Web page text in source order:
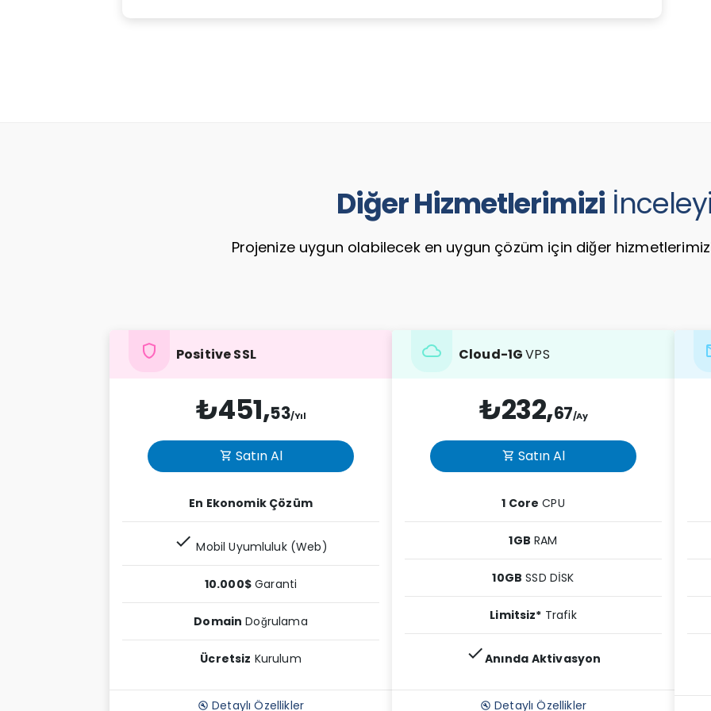
Diğer Hizmetlerimizi
Projenize uygun olabilecek en uygun çözüm için diğer
shield Positive SSL
₺451,53/Yıl
shopping_cart Satın Al
En Ekonomik Çözüm
check Mobil Uyumluluk (Web)
10.000$Garanti
Domain Doğrulama
Ücretsiz Kurulum
build_circle Detaylı Özellikler
cloud Cloud-1GVPS
₺232,67/Ay
shopping_cart Satın Al
1 Core CPU
1GB RAM
10GB SSD DİSK
Limitsiz* Trafik
checkAnında Aktivasyon
build_circle Detaylı Özellikler